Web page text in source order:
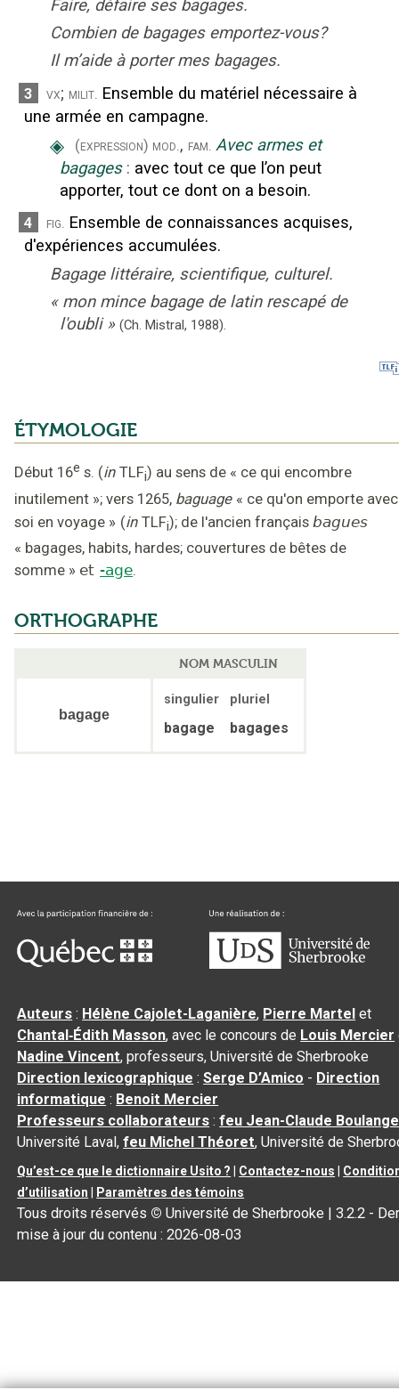
Faire, défaire ses bagages.
Combien de bagages emportez-vous?
Il m’aide à porter mes bagages.
3 vx; milit. Ensemble du matériel nécessaire à
une armée en campagne.
◈ (expression) mod., fam. Avec armes et
bagages : avec tout ce que l’on peut
apporter, tout ce dont on a besoin.
4 fig. Ensemble de connaissances acquises,
d'expériences accumulées.
Bagage littéraire, scientifique, culturel.
« mon mince bagage de latin rescapé de
l'oubli » (Ch. Mistral, 1988).
ÉTYMOLOGIE
Début 16e s. (in TLFi) au sens de « ce qui encombre
inutilement »; vers 1265, baguage « ce qu'on emporte avec
soi en voyage » (in TLFi); de l'ancien français bagues
« bagages, habits, hardes; couvertures de bêtes de
somme » et -age.
ORTHOGRAPHE
NOM MASCULIN
bagage
singulier pluriel
bagage bagages
Auteurs : Hélène Cajolet-Laganière, Pierre Martel et
Chantal‑Édith Masson, avec le concours de Louis Mercier
Nadine Vincent, professeurs, Université de Sherbrooke
Direction lexicographique :Serge D’Amico - Direction
informatique : Benoit Mercier
Professeurs collaborateurs :feu Jean-Claude
Université Laval,feu Michel Théoret, Université de
Qu’est-ce que le dictionnaire Usito ? Contactez-nous
d’utilisation
Paramètres des témoins
Tous droits réservés © Université de Sherbrooke |3.2.2 -
mise à jour du contenu :2026-08-03